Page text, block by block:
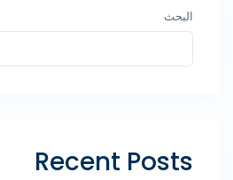
البحث
Recent Posts